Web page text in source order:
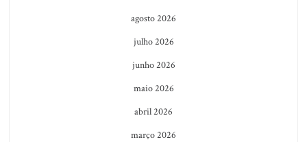
agosto 2026
julho 2026
junho 2026
maio 2026
abril 2026
março 2026